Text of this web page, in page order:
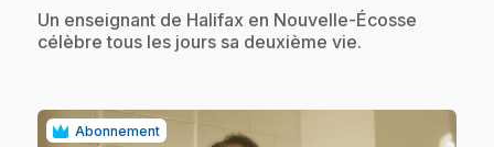
.Un enseignant de Halifax en Nouvelle-Écosse
célèbre tous les jours sa deuxième vie.
Abonnement